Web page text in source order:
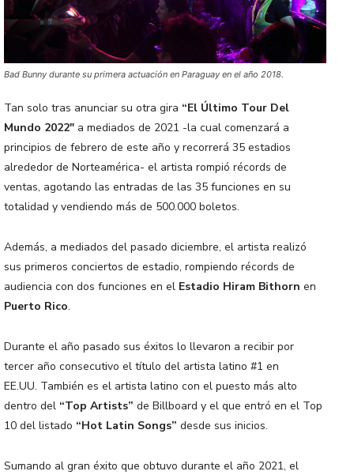
Bad Bunny durante su primera actuación en Paraguay en el año 2018.
Tan solo tras anunciar su otra gira “El Último Tour Del
Mundo 2022″ a mediados de 2021 -la cual comenzará a
principios de febrero de este año y recorrerá 35 estadios
alrededor de Norteamérica- el artista rompió récords de
ventas, agotando las entradas de las 35 funciones en su
totalidad y vendiendo más de 500.000 boletos.
Además, a mediados del pasado diciembre, el artista realizó
sus primeros conciertos de estadio, rompiendo récords de
audiencia con dos funciones en el Estadio Hiram Bithorn en
Puerto Rico.
Durante el año pasado sus éxitos lo llevaron a recibir por
tercer año consecutivo el título del artista latino #1 en
EE.UU. También es el artista latino con el puesto más alto
dentro del “Top Artists” de Billboard y el que entró en el Top
10 del listado “Hot Latin Songs” desde sus inicios.
Sumando al gran éxito que obtuvo durante el año 2021, el